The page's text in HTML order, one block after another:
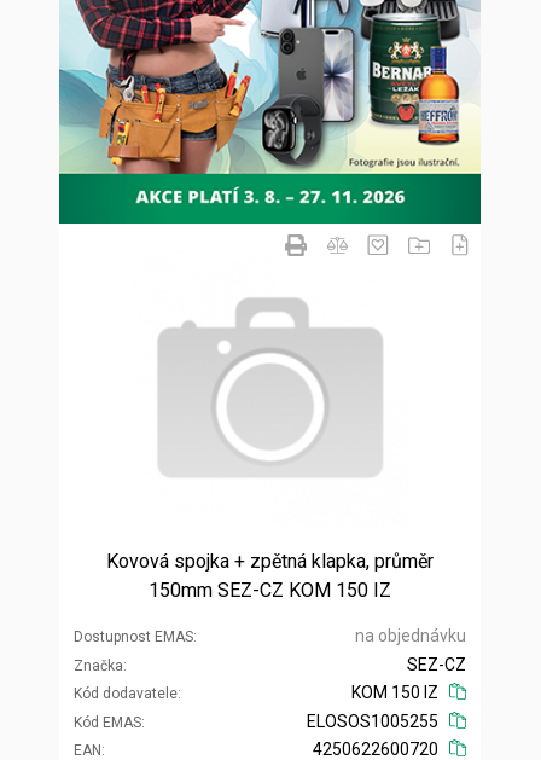
Kovová spojka + zpětná klapka, průměr
150mm SEZ-CZ KOM 150 IZ
Dostupnost EMAS na objednávku
Značka
Kód dodavatele
SEZ-CZ
KOM 150 IZ
Kód EMAS
EAN
ELOSOS1005255
4250622600720